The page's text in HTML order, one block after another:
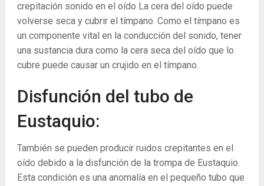
crepitación sonido en el oído La cera del oído puede
volverse seca y cubrir el tímpano. Como el tímpano es
un componente vital en la conducción del sonido, tener
una sustancia dura como la cera seca del oído que lo
cubre puede causar un crujido en el tímpano.
Disfunción del tubo de
Eustaquio:
También se pueden producir ruidos crepitantes en el
oído debido a la disfunción de la trompa de Eustaquio.
Esta condición es una anomalía en el pequeño tubo que